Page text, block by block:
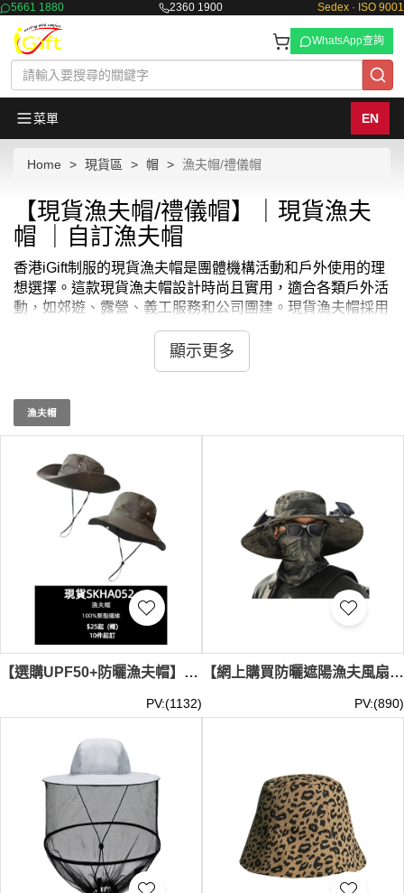
5661 1880 2360 1900 Sedex · ISO 9001
WhatsApp查詢
菜單 EN
Home 現貨區 帽 漁夫帽/禮儀帽
【現貨漁夫帽/禮儀帽】｜現貨漁夫
帽 ｜自訂漁夫帽
香港iGift制服的現貨漁夫帽是團體機構活動和戶外使用的理
想選擇。這款現貨漁夫帽設計時尚且實用，適合各類戶外活
動，如郊遊、露營、義工服務和公司團建。現貨漁夫帽採用
高品質面料，具有優良的透氣性和防曬功能，確保在陽光下
保持舒適。香港iGift制服提供多種顏色和尺寸選擇，滿足不
同成員的需求。此外，現貨漁夫帽還可以根據需求印上機構
制服的現貨漁夫帽，讓您的團體機構在各類活動中展現統一
且專業的形象，提升整體團隊精神和形象。
量而定。貨期約需3-7天。
顯示更多
漁夫帽
【選購UPF50+防曬漁夫帽】｜100%聚酯纖維｜帽簷紐扣可翻折｜一帽兩戴設計｜配可調節防風繩｜現貨主推｜登山釣魚帽批發 SKHA052-HB-HB173#
PV:(1132)
【網上購買防曬遮陽漁夫風扇帽】｜太陽能風扇帽｜太陽能充電風扇｜寬大全遮帽簷｜戶外登山帽｜可調節下巴帶｜漁夫風扇帽供應商 SKHA051
PV:(890)